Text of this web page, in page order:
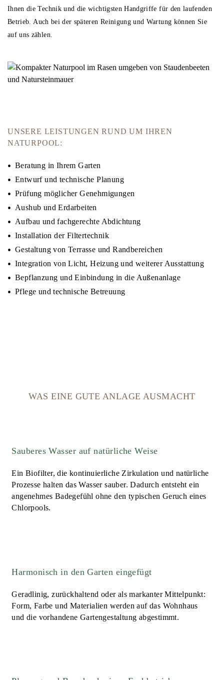
Ihnen die Technik und die wichtigsten Handgriffe für den laufenden
Betrieb. Auch bei der späteren Reinigung und Wartung können Sie
auf uns zählen.
UNSERE LEISTUNGEN RUND UM IHREN
NATURPOOL:
Beratung in Ihrem Garten
Entwurf und technische Planung
Prüfung möglicher Genehmigungen
Aushub und Erdarbeiten
Aufbau und fachgerechte Abdichtung
Installation der Filtertechnik
Gestaltung von Terrasse und Randbereichen
Integration von Licht, Heizung und weiterer Ausstattung
Bepflanzung und Einbindung in die Außenanlage
Pflege und technische Betreuung
WAS EINE GUTE ANLAGE AUSMACHT
Sauberes Wasser auf natürliche Weise
Ein Biofilter, die kontinuierliche Zirkulation und natürliche
Prozesse halten das Wasser sauber. Dadurch entsteht ein
angenehmes Badegefühl ohne den typischen Geruch eines
Chlorpools.
Harmonisch in den Garten eingefügt
Geradlinig, zurückhaltend oder als markanter Mittelpunkt:
Form, Farbe und Materialien werden auf das Wohnhaus
und die vorhandene Gartengestaltung abgestimmt.